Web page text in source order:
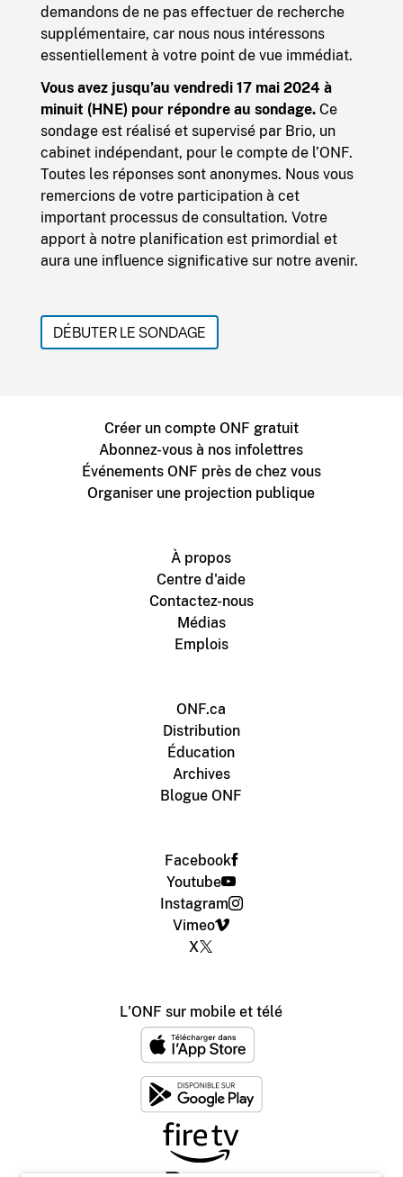
demandons de ne pas effectuer de recherche
supplémentaire, car nous nous intéressons
essentiellement à votre point de vue immédiat.
Vous avez jusqu’au vendredi 17 mai 2024 à
minuit (HNE) pourrépondre au sondage.Ce
sondage est réalisé et supervisé par Brio, un
cabinet indépendant, pour le compte de l’ONF.
Toutes les réponses sont anonymes. Nous vous
remercions de votre participation à cet
important processus de consultation. Votre
apport à notre planification est primordial et
aura une influence significative sur notre avenir.
DÉBUTER LE SONDAGE
Créer un compte ONF gratuit
Abonnez-vous à nos infolettres
Événements ONF près de chez vous
Organiser une projection publique
À propos
Centre d'aide
Contactez-nous
Médias
Emplois
ONF.ca
Distribution
Éducation
Archives
Blogue ONF
Facebook
Youtube
Instagram
Vimeo
X
L'ONF sur mobile et télé